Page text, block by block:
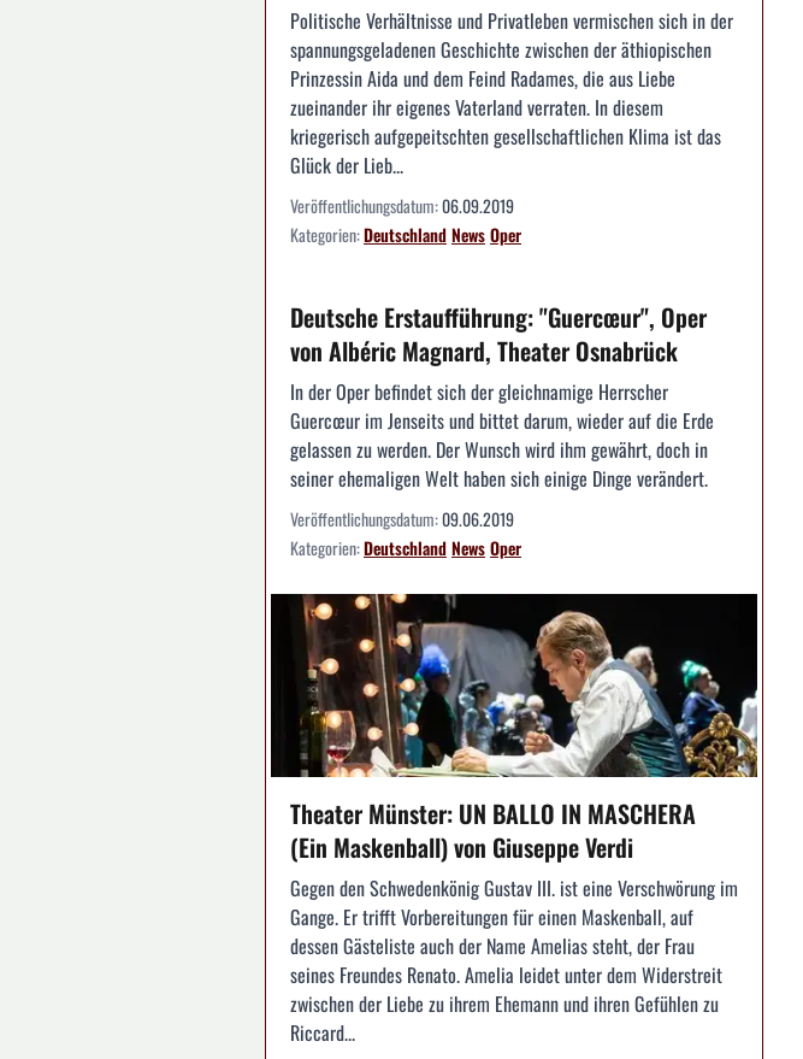
Politische Verhältnisse und Privatleben vermischen sich in der
spannungsgeladenen Geschichte zwischen der äthiopischen
Prinzessin Aida und dem Feind Radames, die aus Liebe
zueinander ihr eigenes Vaterland verraten. In diesem
kriegerisch aufgepeitschten gesellschaftlichen Klima ist das
Glück der Lieb...
Veröffentlichungsdatum:06.09.2019
Kategorien:DeutschlandNewsOper
Deutsche Erstaufführung: "Guercœur", Oper
von Albéric Magnard, Theater Osnabrück
In der Oper befindet sich der gleichnamige Herrscher
Guercœur im Jenseits und bittet darum, wieder auf die Erde
gelassen zu werden. Der Wunsch wird ihm gewährt, doch in
seiner ehemaligen Welt haben sich einige Dinge verändert.
Veröffentlichungsdatum:09.06.2019
Kategorien:DeutschlandNewsOper
Theater Münster: UN BALLO IN MASCHERA
(Ein Maskenball) von Giuseppe Verdi
Gegen den Schwedenkönig Gustav III. ist eine Verschwörung im
Gange. Er trifft Vorbereitungen für einen Maskenball, auf
dessen Gästeliste auch der Name Amelias steht, der Frau
seines Freundes Renato. Amelia leidet unter dem Widerstreit
zwischen der Liebe zu ihrem Ehemann und ihren Gefühlen zu
Riccard...